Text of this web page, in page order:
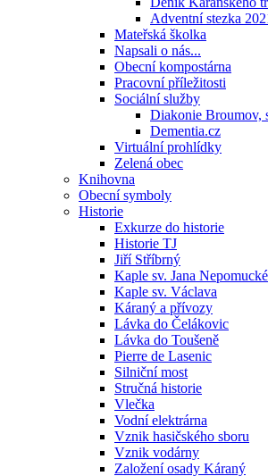
Adventní stezka
Mateřská školka
Napsali o nás...
Obecní kompostárna
Pracovní příležitosti
Sociální služby
Diakonie Broumov,
Dementia.cz
Virtuální prohlídky
Zelená obec
Knihovna
Obecní symboly
Historie
Exkurze do historie
Historie TJ
Jiří Stříbrný
Kaple sv. Jana
Kaple sv. Václava
Káraný a přívozy
Lávka do Čelákovic
Lávka do Toušeně
Pierre de Lasenic
Silniční most
Stručná historie
Vlečka
Vodní elektrárna
Vznik hasičského sboru
Vznik vodárny
Založení osady Káraný